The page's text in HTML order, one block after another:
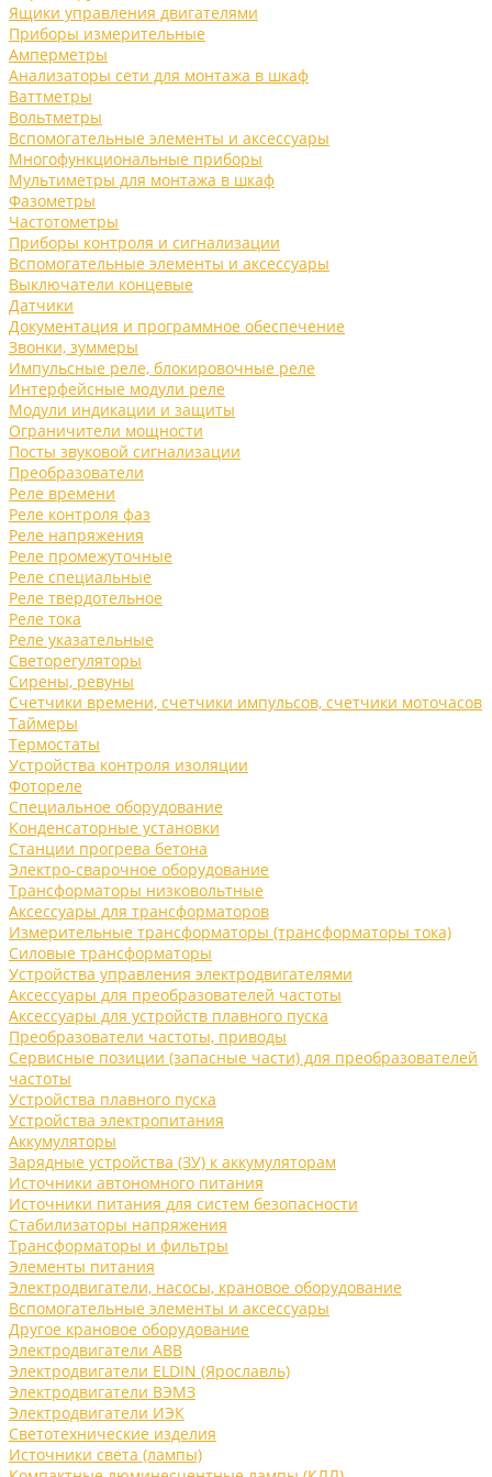
Ящики управления двигателями
Приборы измерительные
Амперметры
Анализаторы сети для монтажа в шкаф
Ваттметры
Вольтметры
Вспомогательные элементы и аксессуары
Многофункциональные приборы
Мультиметры для монтажа в шкаф
Фазометры
Частотометры
Приборы контроля и сигнализации
Вспомогательные элементы и аксессуары
Выключатели концевые
Датчики
Документация и программное обеспечение
Звонки, зуммеры
Импульсные реле, блокировочные реле
Интерфейсные модули реле
Модули индикации и защиты
Ограничители мощности
Посты звуковой сигнализации
Преобразователи
Реле времени
Реле контроля фаз
Реле напряжения
Реле промежуточные
Реле специальные
Реле твердотельное
Реле тока
Реле указательные
Светорегуляторы
Сирены, ревуны
Счетчики времени, счетчики импульсов, счетчики моточасов
Таймеры
Термостаты
Устройства контроля изоляции
Фотореле
Специальное оборудование
Конденсаторные установки
Станции прогрева бетона
Электро-сварочное оборудование
Трансформаторы низковольтные
Аксессуары для трансформаторов
Измерительные трансформаторы (трансформаторы тока)
Силовые трансформаторы
Устройства управления электродвигателями
Аксессуары для преобразователей частоты
Аксессуары для устройств плавного пуска
Преобразователи частоты, приводы
Сервисные позиции (запасные части) для преобразователей
частоты
Устройства плавного пуска
Устройства электропитания
Аккумуляторы
Зарядные устройства (ЗУ) к аккумуляторам
Источники автономного питания
Источники питания для систем безопасности
Стабилизаторы напряжения
Трансформаторы и фильтры
Элементы питания
Электродвигатели, насосы, крановое оборудование
Вспомогательные элементы и аксессуары
Другое крановое оборудование
Электродвигатели ABB
Электродвигатели ELDIN (Ярославль)
Электродвигатели ВЭМЗ
Электродвигатели ИЭК
Светотехнические изделия
Источники света (лампы)